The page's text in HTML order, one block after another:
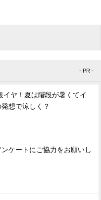
- PR -
イヤ！夏は階段が暑くてイ
想で涼しく？
ケートにご協力をお願いし